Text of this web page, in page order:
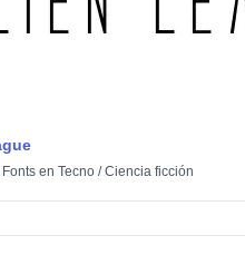
Fontsen Tecno/Ciencia ficción